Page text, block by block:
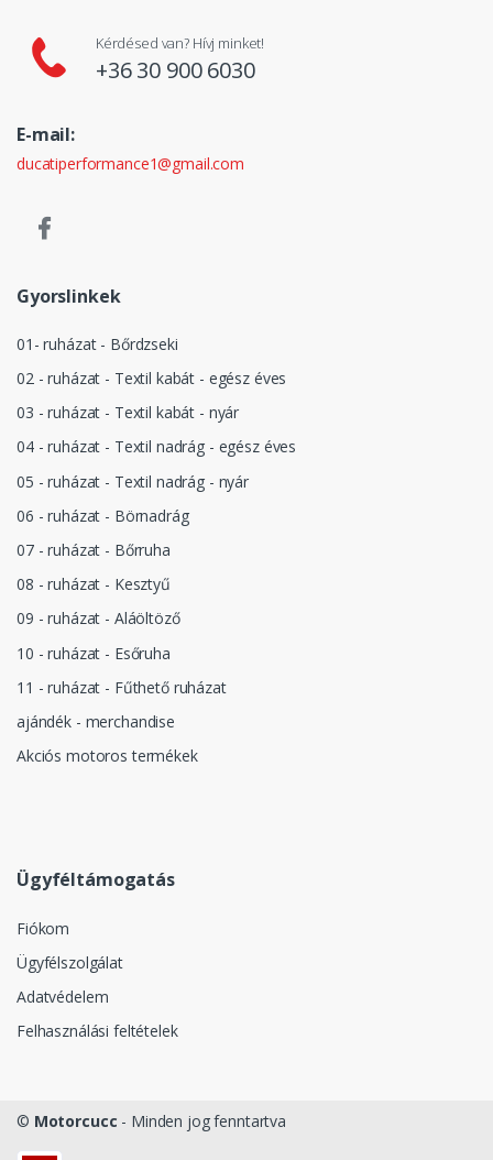
Kérdésed van? Hívj minket!
+36 30 900 6030
E-mail:
ducatiperformance1@gmail.com
Gyorslinkek
01- ruházat - Bőrdzseki
02 - ruházat - Textil kabát - egész éves
03 - ruházat - Textil kabát - nyár
04 - ruházat - Textil nadrág - egész éves
05 - ruházat - Textil nadrág - nyár
06 - ruházat - Börnadrág
07 - ruházat - Bőrruha
08 - ruházat - Kesztyű
09 - ruházat - Aláöltöző
10 - ruházat - Esőruha
11 - ruházat - Fűthető ruházat
ajándék - merchandise
Akciós motoros termékek
Ügyféltámogatás
Fiókom
Ügyfélszolgálat
Adatvédelem
Felhasználási feltételek
© Motorcucc - Minden jog fenntartva